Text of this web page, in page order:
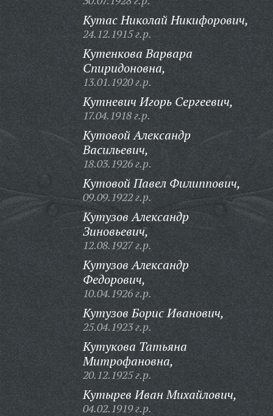
Кутас Николай Никифорович,
24.12.1915 г.р.
Кутенкова Варвара
Спиридоновна,
13.01.1920 г.р.
Кутневич Игорь Сергеевич,
17.04.1918 г.р.
Кутовой Александр
Васильевич,
18.03.1926 г.р.
Кутовой Павел Филиппович,
09.09.1922 г.р.
Кутузов Александр
Зиновьевич,
12.08.1927 г.р.
Кутузов Александр
Федорович,
10.04.1926 г.р.
Кутузов Борис Иванович,
25.04.1923 г.р.
Кутукова Татьяна
Митрофановна,
20.12.1925 г.р.
Кутырев Иван Михайлович,
04.02.1919 г.р.